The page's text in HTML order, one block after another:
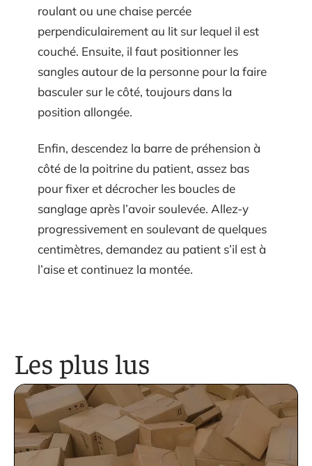
roulant ou une chaise percée
perpendiculairement au lit sur lequel il est
couché. Ensuite, il faut positionner les
sangles autour de la personne pour la faire
basculer sur le côté, toujours dans la
position allongée.
Enfin, descendez la barre de préhension à
côté de la poitrine du patient, assez bas
pour fixer et décrocher les boucles de
sanglage après l’avoir soulevée. Allez-y
progressivement en soulevant de quelques
centimètres, demandez au patient s’il est à
l’aise et continuez la montée.
Les plus lus